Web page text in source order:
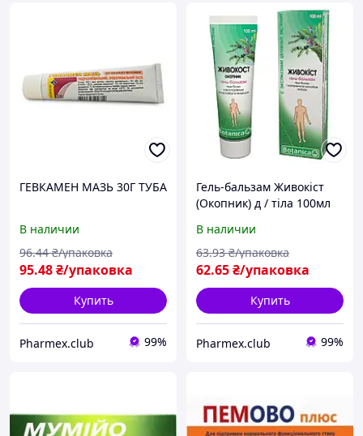
ГЕВКАМЕН МАЗЬ 30Г ТУБА
В наличии
95.48₴/упаковка
96.44 ₴/упаковка
Купить
Pharmex.club 99%
Гель-бальзам Живокіст
(Окопник) д / тіла 100мл
В наличии
62.65₴/упаковка
63.93 ₴/упаковка
Купить
Pharmex.club 99%